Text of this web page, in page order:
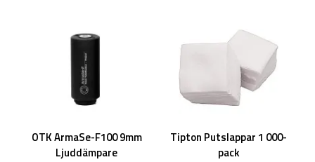
OTK ArmaSe-F100 9mm
Ljuddämpare
Tipton Putslappar 1 000-
pack